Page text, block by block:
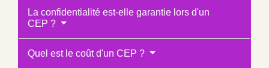
La confidentialité est-elle garantie lors d'un
CEP ?
Quel est le coût d'un CEP ?